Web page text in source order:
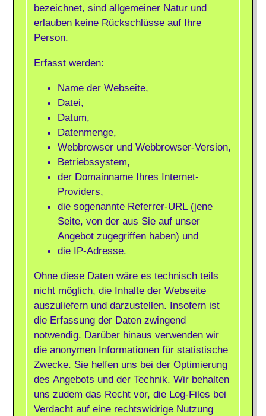
bezeichnet, sind allgemeiner Natur und
erlauben keine Rückschlüsse auf Ihre
Person.
Erfasst werden:
Name der Webseite,
Datei,
Datum,
Datenmenge,
Webbrowser und Webbrowser-Version,
Betriebssystem,
der Domainname Ihres Internet-
Providers,
die sogenannte Referrer-URL (jene
Seite, von der aus Sie auf unser
Angebot zugegriffen haben) und
die IP-Adresse.
Ohne diese Daten wäre es technisch teils
nicht möglich, die Inhalte der Webseite
auszuliefern und darzustellen. Insofern ist
die Erfassung der Daten zwingend
notwendig. Darüber hinaus verwenden wir
die anonymen Informationen für statistische
Zwecke. Sie helfen uns bei der Optimierung
des Angebots und der Technik. Wir behalten
uns zudem das Recht vor, die Log-Files bei
Verdacht auf eine rechtswidrige Nutzung